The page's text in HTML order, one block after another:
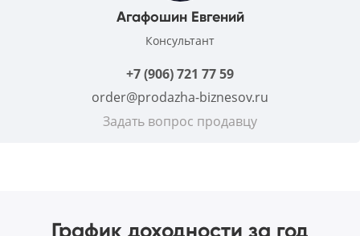
Агафошин Евгений
Консультант
+7 (906) 721 77 59
order@prodazha-biznesov.ru
Задать вопрос продавцу
График доходности за год